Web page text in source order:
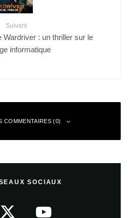
Suivant
Wardriver : un thriller sur le
informatique
COMMENTAIRES (0)
SOCIAUX